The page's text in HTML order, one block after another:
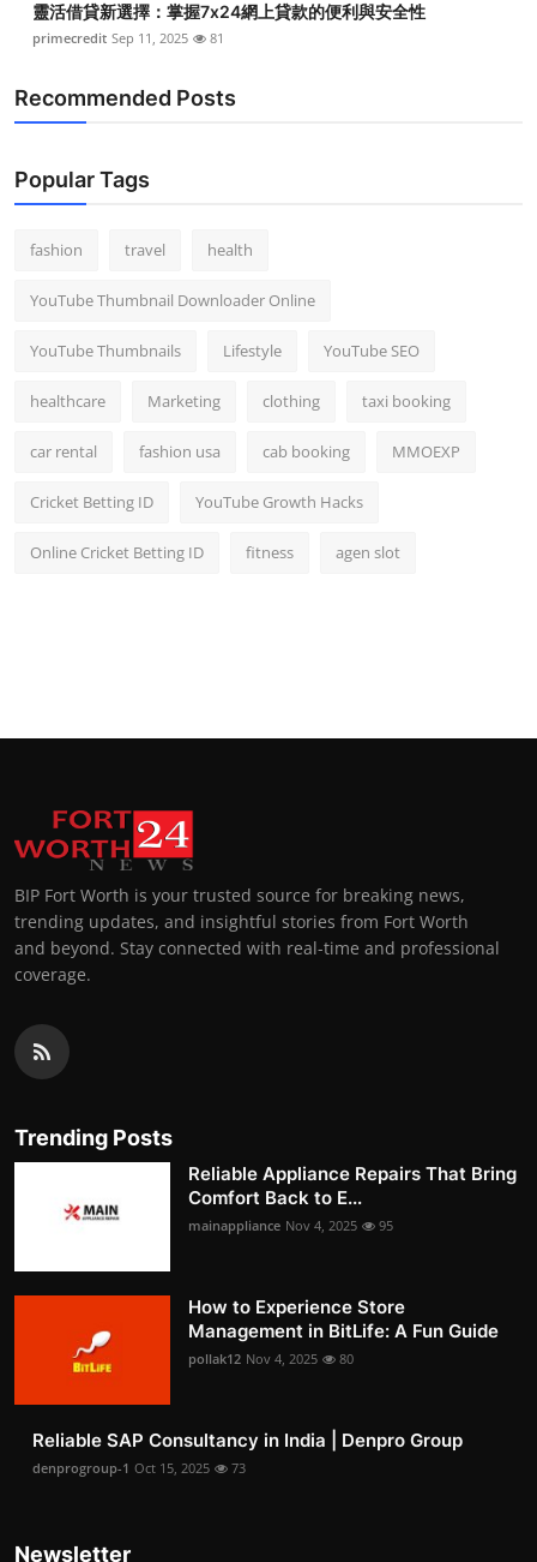
靈活借貸新選擇：掌握7x24網上貸款的便利與安全性
primecredit Sep 11, 2025 81
Recommended Posts
Popular Tags
fashion travel health
YouTube Thumbnail Downloader Online
YouTube Thumbnails Lifestyle YouTube SEO
healthcare Marketing clothing taxi booking
car rental fashion usa cab booking MMOEXP
Cricket Betting ID YouTube Growth Hacks
Online Cricket Betting ID fitness agen slot
BIP Fort Worth is your trusted source for breaking news,
trending updates, and insightful stories from Fort Worth
and beyond. Stay connected with real-time and professional
coverage.
Trending Posts
Reliable Appliance Repairs That Bring
Comfort Back to E...
mainappliance Nov 4, 2025 95
How to Experience Store
Management in BitLife: A Fun Guide
pollak12 Nov 4, 2025 80
Reliable SAP Consultancy in India | Denpro Group
denprogroup-1 Oct 15, 2025 73
Newsletter